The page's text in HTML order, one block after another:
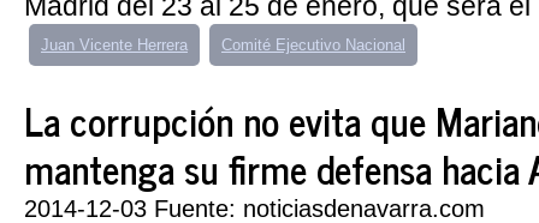
Juan Vicente Herrera Comité Ejecutivo Nacional
La corrupción no evita que
mantenga su firme defensa hacia
2014-12-03 Fuente: noticiasdenavarra.com